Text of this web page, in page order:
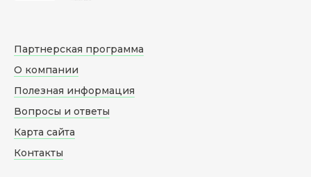
Партнерская программа
О компании
Полезная информация
Вопросы и ответы
Карта сайта
Контакты